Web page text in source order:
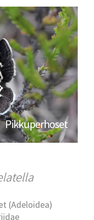
Pikkuperhoset
(Adeloidea)